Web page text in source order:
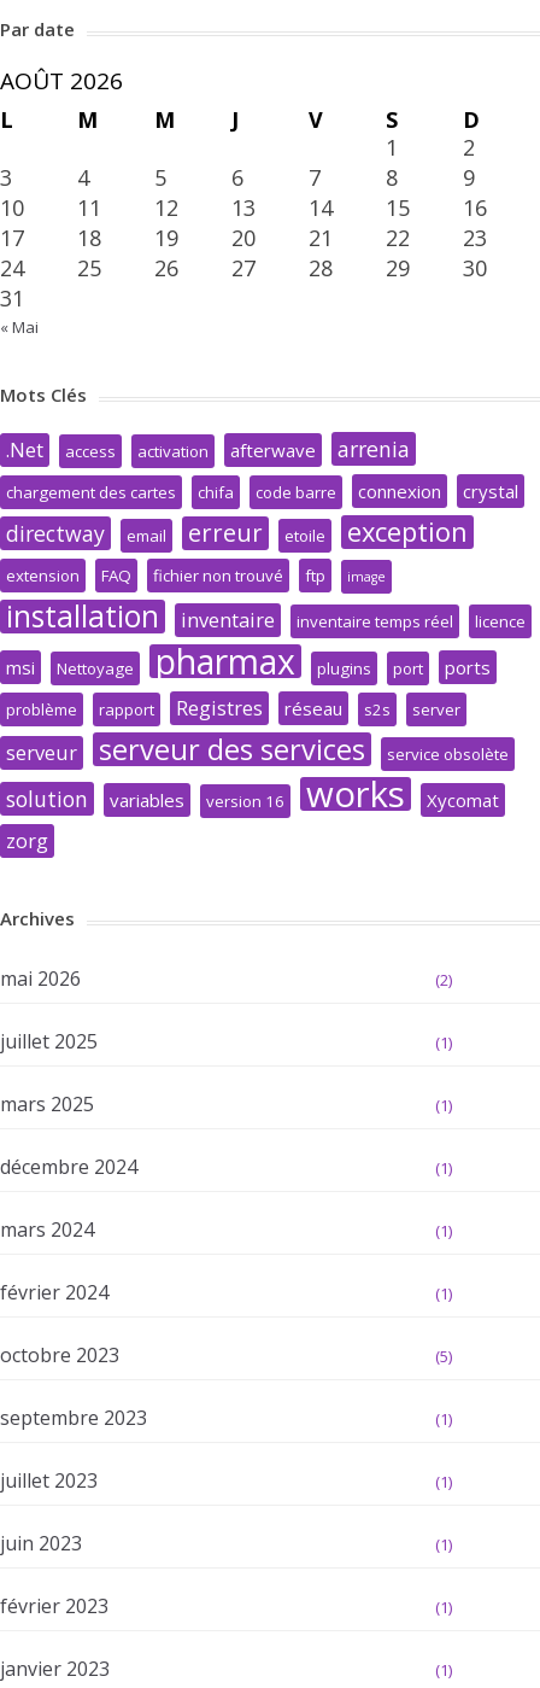
Par date
AOÛT 2026
L M M J V S
D
1
2
3
4 5 6 7 8
9
10
11 12 13 14 15
16
17
18 19 20 21 22
23
24
25 26 27 28 29
30
31
« Mai
Mots Clés
.Net access activation afterwave arrenia
chargement des cartes chifa code barre connexion crystal
directway email erreur etoile exception
extension FAQ fichier non trouvé ftp image
installation inventaire inventaire temps réel licence
msi Nettoyage pharmax plugins port ports
problème rapport Registres réseau s2s server
serveur serveur des services service obsolète
solution variables version 16 works Xycomat
zorg
Archives
mai 2026 (2)
juillet 2025 (1)
mars 2025 (1)
décembre 2024 (1)
mars 2024 (1)
février 2024 (1)
octobre 2023 (5)
septembre 2023 (1)
juillet 2023 (1)
juin 2023 (1)
février 2023 (1)
janvier 2023 (1)